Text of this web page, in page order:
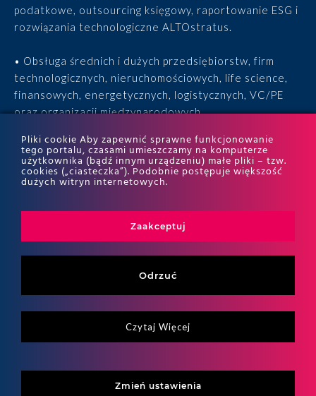
podatkowe, outsourcing księgowy, raportowanie ESG i
rozwiązania technologiczne ALTOstratus.
• Obsługa średnich i dużych przedsiębiorstw, firm
technologicznych, nieruchomościowych, life science,
finansowych, energetycznych, logistycznych, VC/PE
oraz organizacji międzynarodowych.
• 15 lat doświadczenia, 170 ekspertów, tysiące
zrealizowanych projektów i wyróżnienia w rankingach
ITR World Tax i ITR World TP.
Pliki cookie Aby zapewnić sprawne funkcjonowanie
tego portalu, czasami umieszczamy na komputerze
użytkownika (bądź innym urządzeniu) małe pliki – tzw.
cookies („ciasteczka”). Podobnie postępuje większość
dużych witryn internetowych.
Zaakceptuj
Odrzuć
Czytaj Więcej
Zmień ustawienia